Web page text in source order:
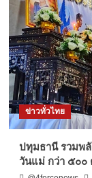
ข่าวทั่วไทย
ปทุมธานี รวมพ
วันแม่ กว่า ๕๐๐